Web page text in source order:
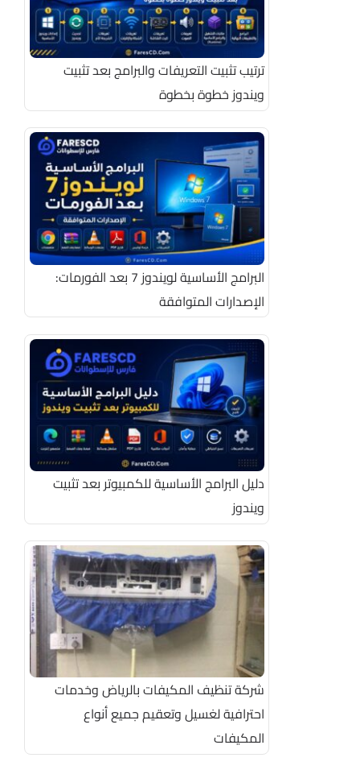
ترتيب تثبيت التعريفات والبرامج بعد تثبيت
ويندوز خطوة بخطوة
البرامج الأساسية لويندوز 7 بعد الفورمات:
الإصدارات المتوافقة
دليل البرامج الأساسية للكمبيوتر بعد تثبيت
ويندوز
شركة تنظيف المكيفات بالرياض وخدمات
احترافية لغسيل وتعقيم جميع أنواع
المكيفات